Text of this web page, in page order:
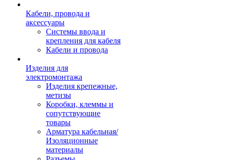
Кабели, провода и
аксессуары
Системы ввода и
крепления для кабеля
Кабели и провода
Изделия для
электромонтажа
Изделия крепежные,
метизы
Коробки, клеммы и
сопутствующие
товары
Арматура кабельная/
Изоляционные
материалы